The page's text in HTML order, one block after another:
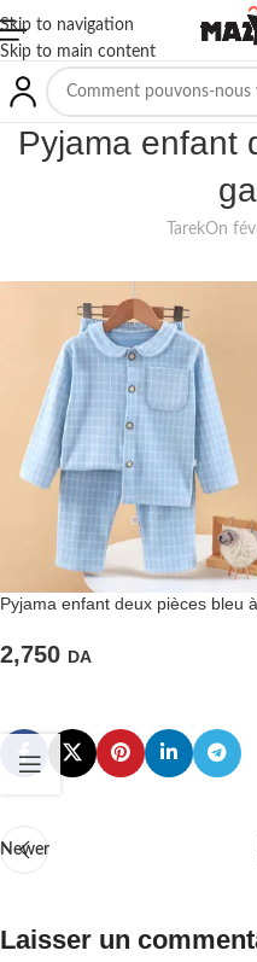
Skip to navigation
Skip to main content
Pyjama enfant
TarekOn
Pyjama enfant deux pièces bleu à
2,750 DA
Newer
Laisser un